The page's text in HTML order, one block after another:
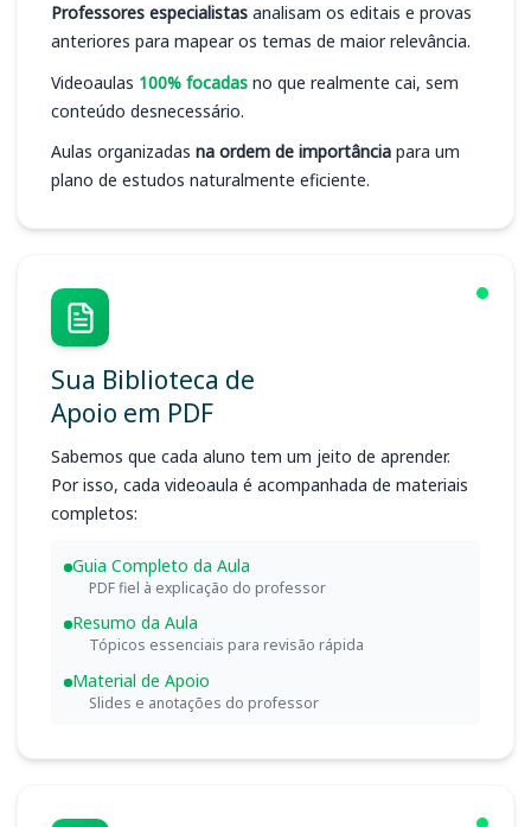
Professores especialistas analisam os editais e provas
anteriores para mapear os temas de maior relevância.
Videoaulas 100% focadas no que realmente cai, sem
conteúdo desnecessário.
Aulas organizadas na ordem de importância para um
plano de estudos naturalmente eficiente.
Sua Biblioteca de
Apoio em PDF
Sabemos que cada aluno tem um jeito de aprender.
Por isso, cada videoaula é acompanhada de materiais
completos:
Guia Completo da Aula
PDF fiel à explicação do professor
Resumo da Aula
Tópicos essenciais para revisão rápida
Material de Apoio
Slides e anotações do professor